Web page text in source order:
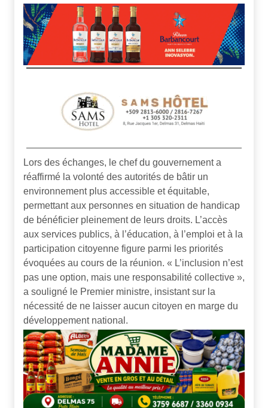
Lors des échanges, le chef du gouvernement a
réaffirmé la volonté des autorités de bâtir un
environnement plus accessible et équitable,
permettant aux personnes en situation de handicap
de bénéficier pleinement de leurs droits. L’accès
aux services publics, à l’éducation, à l’emploi et à la
participation citoyenne figure parmi les priorités
évoquées au cours de la réunion. « L’inclusion n’est
pas une option, mais une responsabilité collective »,
a souligné le Premier ministre, insistant sur la
nécessité de ne laisser aucun citoyen en marge du
développement national.